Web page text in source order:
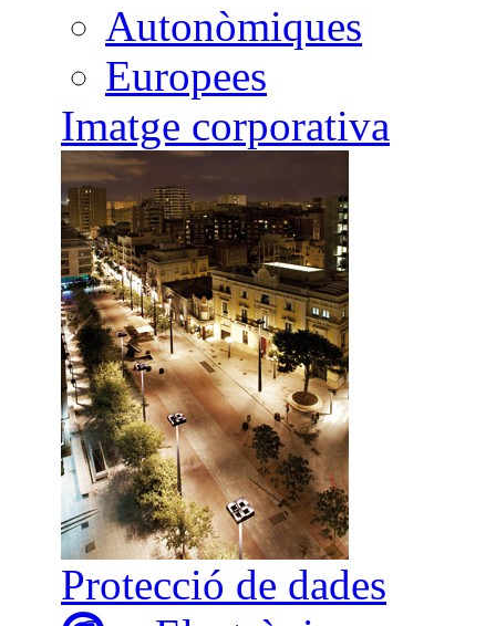
Autonòmiques
Europees
Imatge corporativa
Protecció de dades